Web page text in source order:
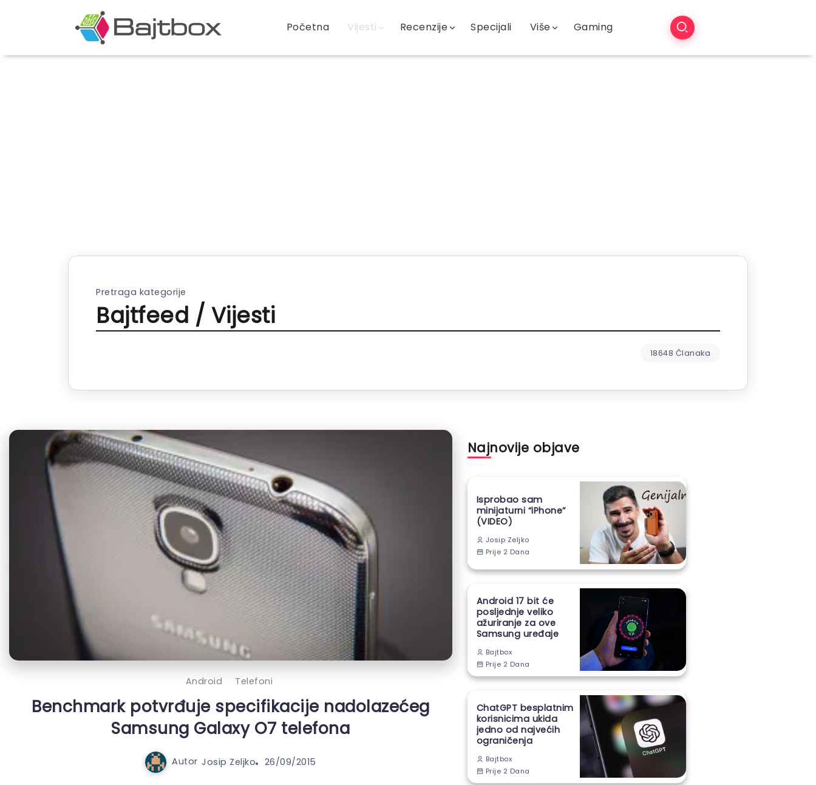
Početna Vijesti Recenzije Specijali Više Gaming
Pretraga kategorije
Bajtfeed / Vijesti
18648 Članaka
Android Telefoni
Benchmark potvrđuje specifikacije nadolazećeg
Samsung Galaxy O7 telefona
Autor Josip Zeljko 26/09/2015
Najnovije objave
Isprobao sam
minijaturni “iPhone”
(VIDEO)
Josip Zeljko
Prije 2 Dana
Android 17 bit će
posljednje veliko
ažuriranje za ove
Samsung uređaje
Bajtbox
Prije 2 Dana
ChatGPT besplatnim
korisnicima ukida
jedno od najvećih
ograničenja
Bajtbox
Prije 2 Dana